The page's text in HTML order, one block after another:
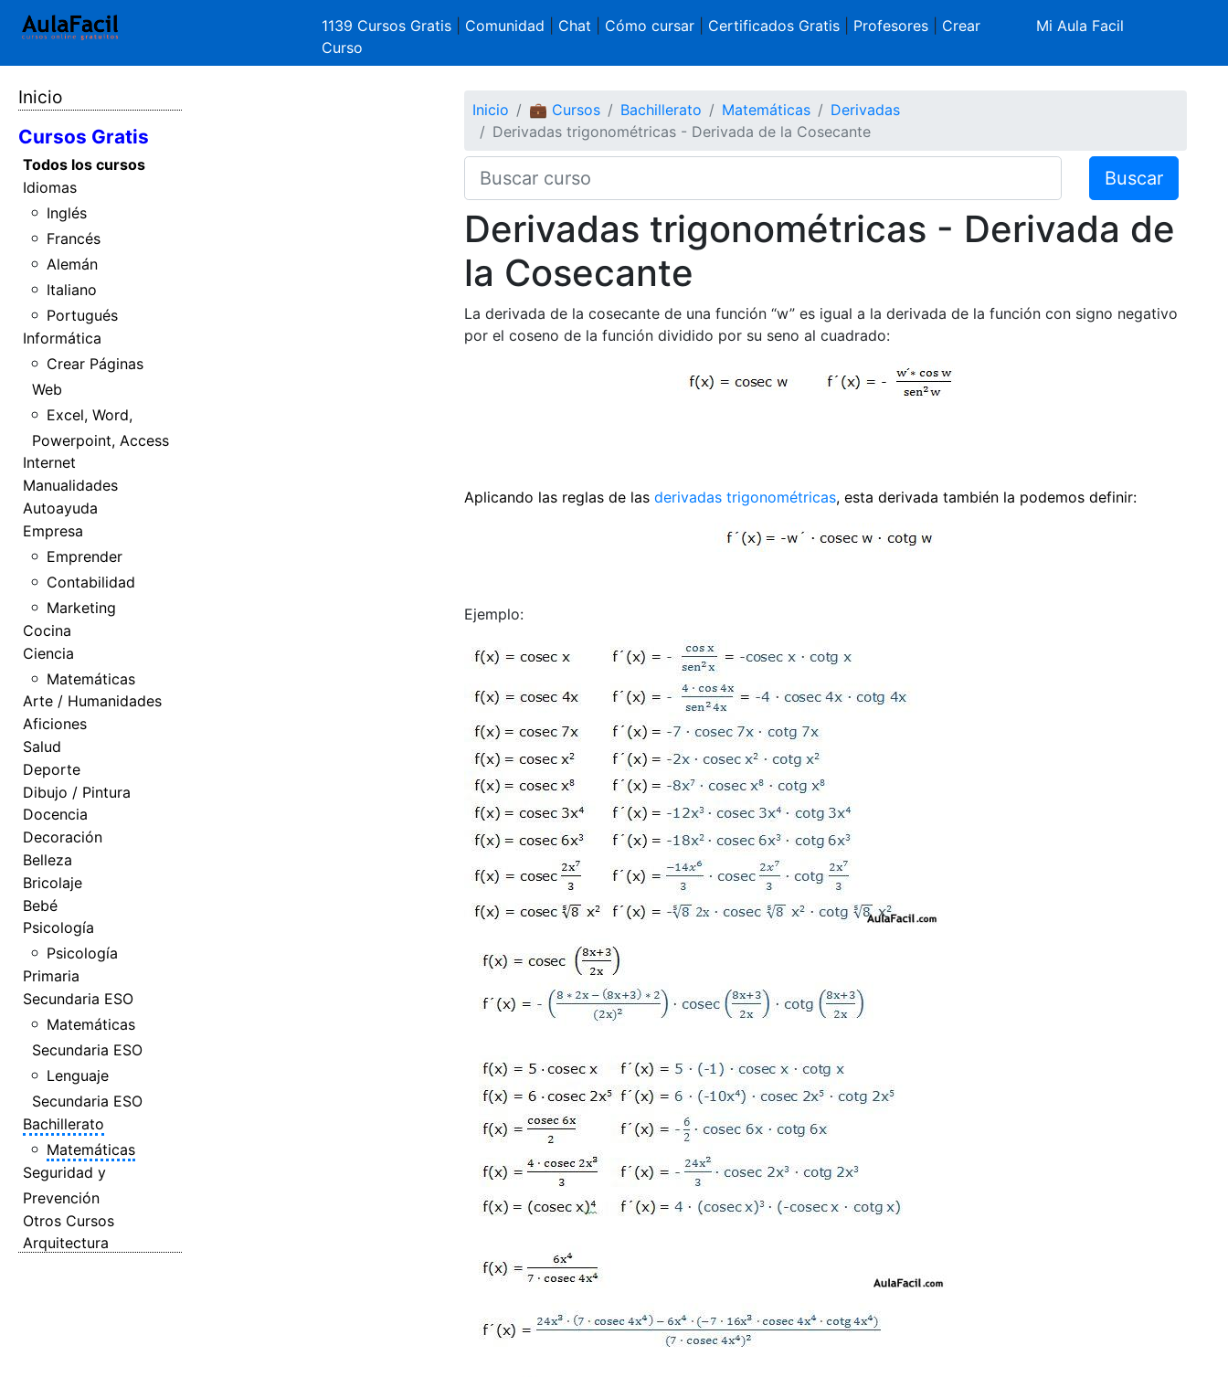
1139 Cursos Gratis Comunidad Chat Cómo cursar| Certificados Gratis| Profesores| Crear
Curso
Mi Aula Facil
Inicio
Cursos Gratis
Todos los cursos
Idiomas
Inglés
Francés
Alemán
Italiano
Portugués
Informática
Crear Páginas
Web
Excel, Word,
Powerpoint, Access
Internet
Manualidades
Autoayuda
Empresa
Emprender
Contabilidad
Marketing
Cocina
Ciencia
Matemáticas
Arte / Humanidades
Aficiones
Salud
Deporte
Dibujo / Pintura
Docencia
Decoración
Belleza
Bricolaje
Bebé
Psicología
Psicología
Primaria
Secundaria ESO
Matemáticas
Secundaria ESO
Lenguaje
Secundaria ESO
Bachillerato
Matemáticas
Seguridad y
Prevención
Otros Cursos
Arquitectura
Inicio 💼 Cursos Bachillerato Matemáticas
Derivadas
Derivadas trigonométricas - Derivada de la Cosecante
Buscar
Derivadas trigonométricas - Derivada de
la Cosecante
La derivada de la cosecante de una función “w” es igual a la derivada de la función con signo negativo
por el coseno de la función dividido por su seno al cuadrado:
Aplicando las reglas de las derivadas trigonométricas, esta derivada también la podemos definir:
Ejemplo: